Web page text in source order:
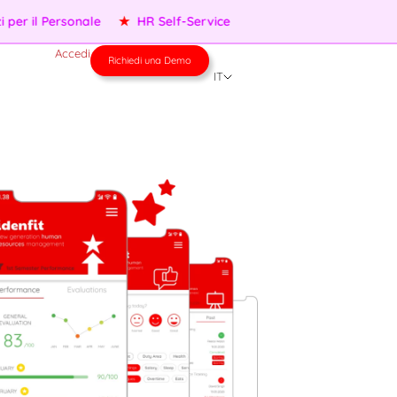
AI ★ Gestione della Performance
Accedi Richiedi una Demo
IT